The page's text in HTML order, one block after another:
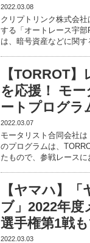
2022.03.08
クリプトリンク株式会
する「オートレース宇
は、暗号資産などに関す
【TORROT
を応援！ モ
ートプログラ
2022.03.07
モータリスト合同会社
のプログラムは、
たもので、参戦レースに
【ヤマハ】
ブ」2022年
選手権第1戦
2022.03.03